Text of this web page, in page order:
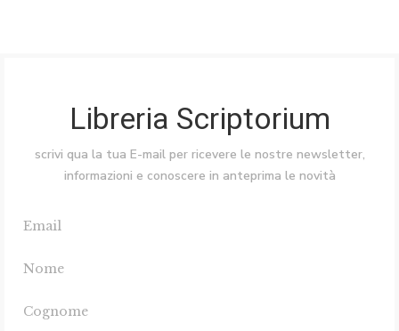
Libreria Scriptorium
scrivi qua la tua E-mail per ricevere le nostre newsletter,
informazioni e conoscere in anteprima le novità